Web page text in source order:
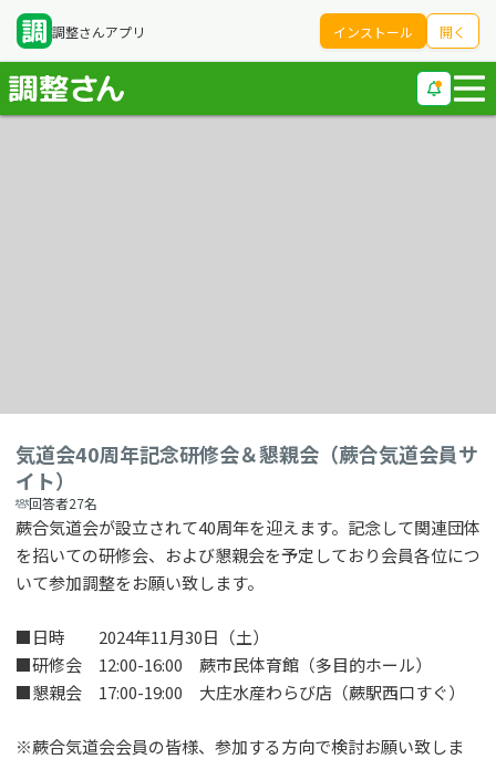
調整さんアプリ インストール 開く
気道会40周年記念研修会＆懇親会（蕨合気道会員サ
イト）
回答者27名
蕨合気道会が設立されて40周年を迎えます。記念して関連団体
を招いての研修会、および懇親会を予定しており会員各位につ
いて参加調整をお願い致します。
■日時 2024年11月30日（土）
■研修会 12:00-16:00 蕨市民体育館（多目的ホール）
■懇親会 17:00-19:00 大庄水産わらび店（蕨駅西口すぐ）
※蕨合気道会会員の皆様、参加する方向で検討お願い致しま